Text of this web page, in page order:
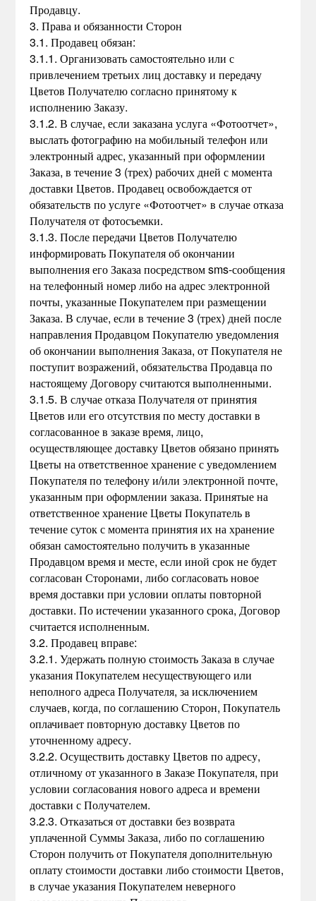
Продавцу.
3. Права и обязанности Сторон
3.1. Продавец обязан:
3.1.1. Организовать самостоятельно или с
привлечением третьих лиц доставку и передачу
Цветов Получателю согласно принятому к
исполнению Заказу.
3.1.2. В случае, если заказана услуга «Фотоотчет»,
выслать фотографию на мобильный телефон или
электронный адрес, указанный при оформлении
Заказа, в течение 3 (трех) рабочих дней с момента
доставки Цветов. Продавец освобождается от
обязательств по услуге «Фотоотчет» в случае отказа
Получателя от фотосъемки.
3.1.3. После передачи Цветов Получателю
информировать Покупателя об окончании
выполнения его Заказа посредством sms-сообщения
на телефонный номер либо на адрес электронной
почты, указанные Покупателем при размещении
Заказа. В случае, если в течение 3 (трех) дней после
направления Продавцом Покупателю уведомления
об окончании выполнения Заказа, от Покупателя не
поступит возражений, обязательства Продавца по
настоящему Договору считаются выполненными.
3.1.5. В случае отказа Получателя от принятия
Цветов или его отсутствия по месту доставки в
согласованное в заказе время, лицо,
осуществляющее доставку Цветов обязано принять
Цветы на ответственное хранение с уведомлением
Покупателя по телефону и/или электронной почте,
указанным при оформлении заказа. Принятые на
ответственное хранение Цветы Покупатель в
течение суток с момента принятия их на хранение
обязан самостоятельно получить в указанные
Продавцом время и месте, если иной срок не будет
согласован Сторонами, либо согласовать новое
время доставки при условии оплаты повторной
доставки. По истечении указанного срока, Договор
считается исполненным.
3.2. Продавец вправе:
3.2.1. Удержать полную стоимость Заказа в случае
указания Покупателем несуществующего или
неполного адреса Получателя, за исключением
случаев, когда, по соглашению Сторон, Покупатель
оплачивает повторную доставку Цветов по
уточненному адресу.
3.2.2. Осуществить доставку Цветов по адресу,
отличному от указанного в Заказе Покупателя, при
условии согласования нового адреса и времени
доставки с Получателем.
3.2.3. Отказаться от доставки без возврата
уплаченной Суммы Заказа, либо по соглашению
Сторон получить от Покупателя дополнительную
оплату стоимости доставки либо стоимости Цветов,
в случае указания Покупателем неверного